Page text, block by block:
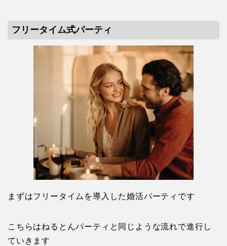
フリータイム式パーティ
まずはフリータイムを導入した婚活パーティです
こちらはねるとんパーティと同じような流れで進行し
ていきます